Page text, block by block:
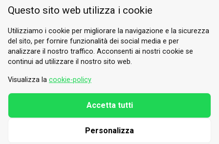
PRIVACY POLICY
© 2026 Valle di Susa
Tesori di Arte e Cultura Alpina
Tel.
E-mail.info@vallesusa-tesori.it
Questo sito web utilizza i cookie
Utilizziamo i cookie per migliorare la navigazione e la sicurezza
del sito, per fornire funzionalità dei social media e per
analizzare il nostro traffico. Acconsenti ai nostri cookie se
continui ad utilizzare il nostro sito web.
Visualizza la cookie-policy
Personalizza
Accetta tutti